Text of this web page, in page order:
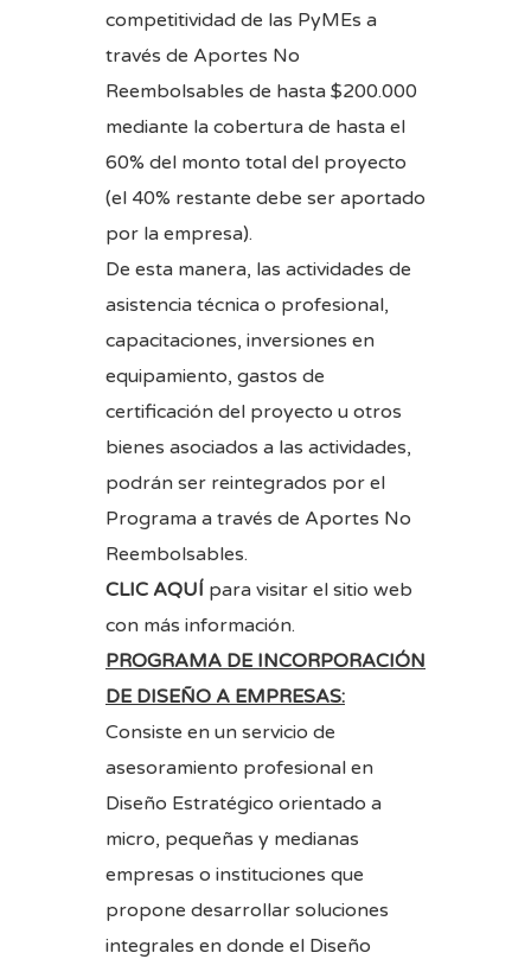
competitividad de las PyMEs a
través de Aportes No
Reembolsables de hasta $200.000
mediante la cobertura de hasta el
60% del monto total del proyecto
(el 40% restante debe ser aportado
por la empresa).
De esta manera, las actividades de
asistencia técnica o profesional,
capacitaciones, inversiones en
equipamiento, gastos de
certificación del proyecto u otros
bienes asociados a las actividades,
podrán ser reintegrados por el
Programa a través de Aportes No
Reembolsables.
CLIC AQUÍ para visitar el sitio web
con más información.
PROGRAMA DE INCORPORACIÓN
DE DISEÑO A EMPRESAS:
Consiste en un servicio de
asesoramiento profesional en
Diseño Estratégico orientado a
micro, pequeñas y medianas
empresas o instituciones que
propone desarrollar soluciones
integrales en donde el Diseño